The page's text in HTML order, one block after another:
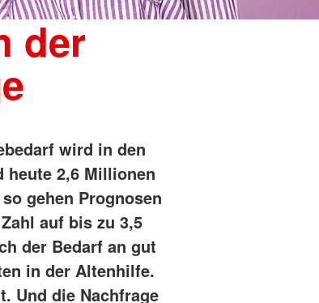
der
wird in den
heute 2,6 Millionen
gehen Prognosen
auf bis zu 3,5
der Bedarf an gut
in der Altenhilfe.
Und die Nachfrage